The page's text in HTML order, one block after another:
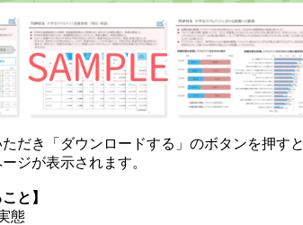
だき「ダウンロードする」のボタンを押すと
ジが表示されます。
と】
態